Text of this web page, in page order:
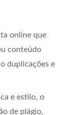
online que
conteúdo
duplicações e
e estilo, o
de plágio,